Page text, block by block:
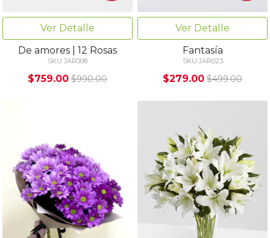
Ver Detalle
De amores | 12 Rosas
SKU JAR008
$759.00 $990.00
Ver Detalle
Fantasía
SKU JAR023
$279.00 $499.00